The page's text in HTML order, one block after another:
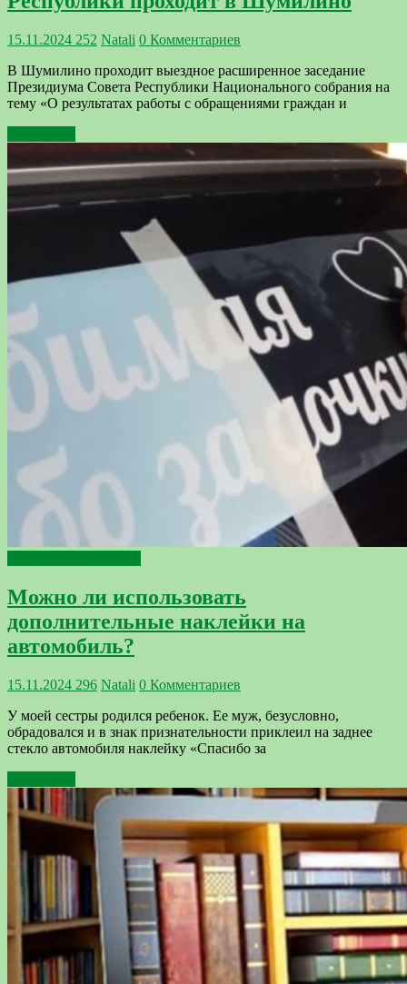
15.11.2024 252 Natali 0 Комментариев
В Шумилино проходит выездное расширенное заседание
Президиума Совета Республики Национального собрания на
тему «О результатах работы с обращениями граждан и
Можно ли использовать
дополнительные наклейки на
автомобиль?
15.11.2024 296 Natali 0 Комментариев
У моей сестры родился ребенок. Ее муж, безусловно,
обрадовался и в знак признательности приклеил на заднее
стекло автомобиля наклейку «Спасибо за